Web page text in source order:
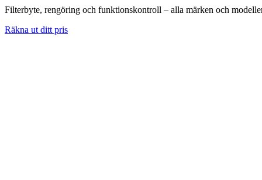
Filterbyte, rengöring och funktionskontroll – alla märken och
Räkna ut ditt pris